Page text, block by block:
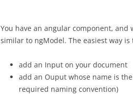
You have an angular component,
similar to ngModel. The easiest way is
add an Input on your document
add an Ouput whose name is
required naming convention)